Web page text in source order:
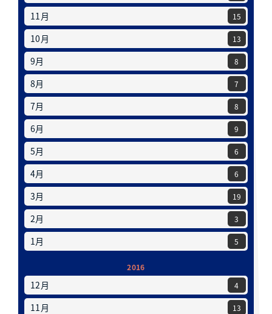
11月 15
10月 13
9月 8
8月 7
7月 8
6月 9
5月 6
4月 6
3月 19
2月 3
1月 5
2016
12月 4
11月 13